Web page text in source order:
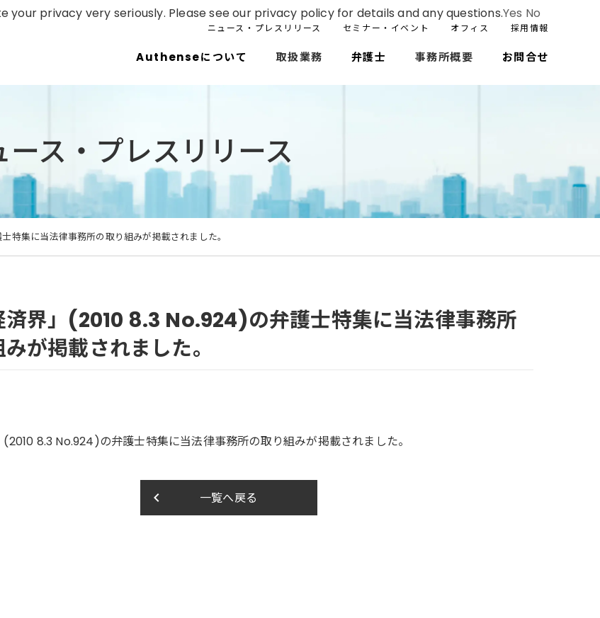
ニュース・プレスリリース セミナー・イベント オフィス 採用情報
Authenseについて 取扱業務 弁護士 事務所概要 お問合せ
ース・プレスリリース
特集に当法律事務所の取り組みが掲載されました。
済界」(2010 8.3 No.924)の弁護士特集に当法律事務所
が掲載されました。
8.3 No.924)の弁護士特集に当法律事務所の取り組みが掲載されました。
一覧へ戻る
keyboard_arrow_left
your privacy very seriously. Please see our privacy policy for details and any questions.Yes No